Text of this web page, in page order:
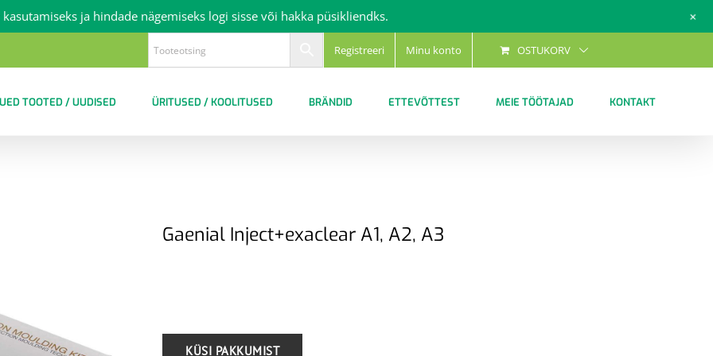
Registreeri Minu konto OSTUKORV
TOOTED / UUDISED ÜRITUSED / KOOLITUSED BRÄNDID ETTEVÕTTEST MEIE TÖÖTAJAD KONTAKT
Gaenial Inject+exaclear A1, A2, A3
kasutamiseks ja hindade nägemiseks logi sisse või hakka püsikliendks. +